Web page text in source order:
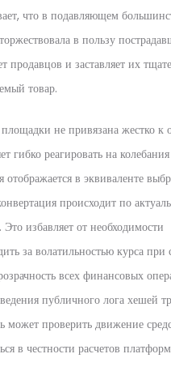
что в подавляющем
в пользу
продавцов и заставляет их
товар.
не привязана жестко к
гибко реагировать на
отображается в эквиваленте
происходит по
избавляет от необходимости
за волатильностью курса
всех финансовых
ведения публичного лога хешей
может проверить движение
в честности расчетов